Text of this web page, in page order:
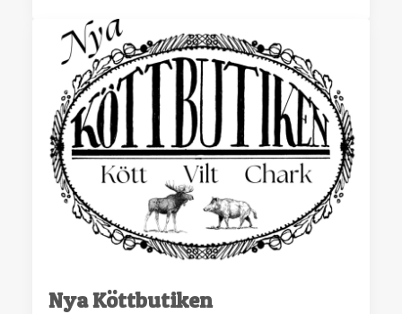
Nya Köttbutiken